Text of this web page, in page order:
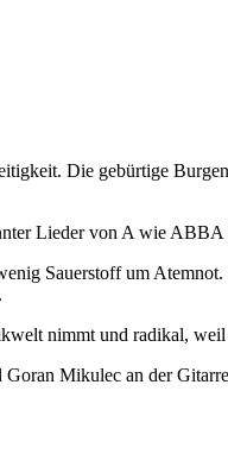
Die gebürtige
Lieder von A wie
Sauerstoff um
nimmt und radikal,
Mikulec an der